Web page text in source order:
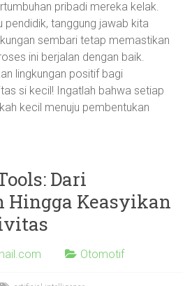
pribadi mereka kelak.
pendidik, tanggung jawab kita
sembari tetap memastikan
ini berjalan dengan baik.
lingkungan positif bagi
si kecil! Ingatlah bahwa setiap
kecil menuju pembentukan
Dari
Hingga Keasyikan
Otomotif